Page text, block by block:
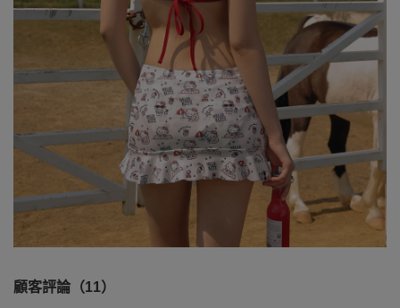
顧客評論（11）